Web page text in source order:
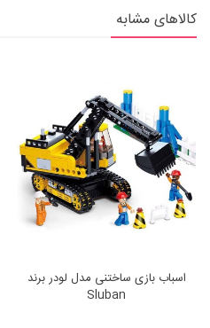
کالاهای مشابه
اسباب بازی ساختنی مدل لودر برند
Sluban